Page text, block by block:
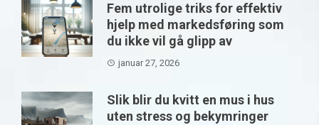
Fem utrolige triks for effektiv
hjelp med markedsføring som
du ikke vil gå glipp av
januar 27, 2026
Slik blir du kvitt en mus i hus
uten stress og bekymringer